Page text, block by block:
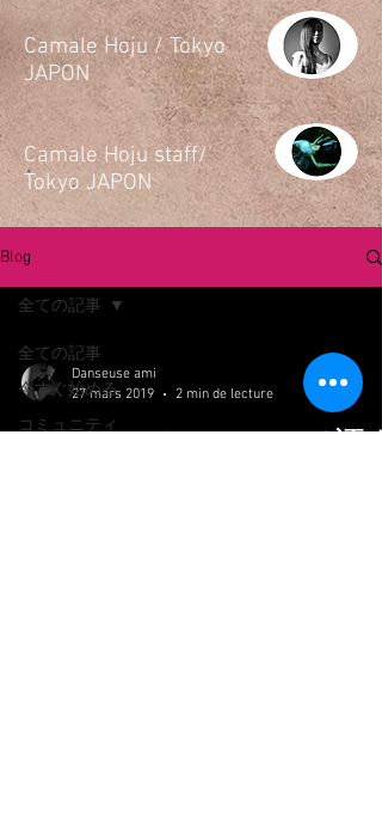
​Camale Hoju / Tokyo
JAPON
​Camale Hoju staff/
Tokyo JAPON
Blog
全ての記事
今すぐ始める
コミュニティ
全ての記事
Danseuse ami
27 mars 2019
2 min de lecture
レッスンレッスンで汗を